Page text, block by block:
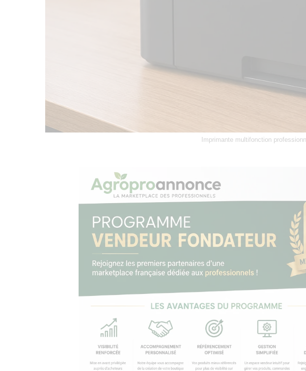
Imprimante multifonction